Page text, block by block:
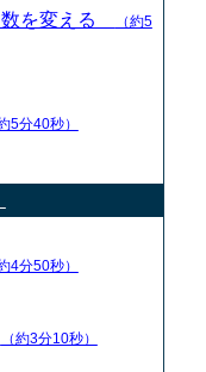
数を変える
（約5
5分40秒）
4分50秒）
（約3分10秒）